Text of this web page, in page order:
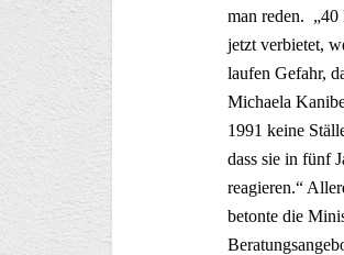
man reden. „40
jetzt verbietet,
laufen Gefahr,
Michaela
1991 keine
dass sie in fünf
reagieren.“
betonte die